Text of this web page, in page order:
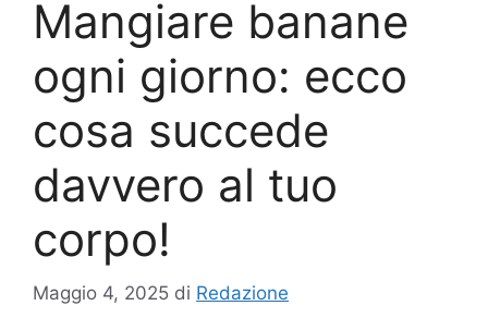
Mangiare banane
ogni giorno: ecco
cosa succede
davvero al tuo
corpo!
Maggio 4, 2025 di Redazione